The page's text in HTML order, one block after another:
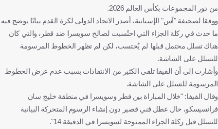
من دور المجموعات بكأس العالم 2026.
ووفقا لصحيفة "آس" الإسبانية، أصدر الاتحاد الدولي لكرة القدم بيانًا يوضح فيه
ما حدث في ركلة الجزاء التي احتُسبت لصالح سويسرا ضد قطر، والتي كان
هناك تسلل محتمل قبلها لم يُحتسب، لكن لم تظهر الخطوط المرسومة
للتسلل على الشاشة.
وأشارت إلى أن الفيفا تلقى الكثير من الانتقادات بسبب عدم عرض الخطوط
المرسومة للتسلل على الشاشة.
وقال الفيفا: "خلال المباراة بين قطر وسويسرا في منطقة خليج سان
فرانسيسكو، حال عطل فني قصير دون إنشاء الرسوم المتحركة البيانية
للتسلل قبل ركلة الجزاء الممنوحة لسويسرا في الدقيقة 14".